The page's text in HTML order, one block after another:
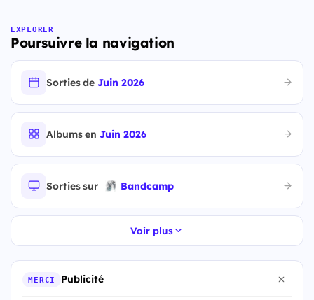
EXPLORER
Poursuivre la navigation
Sorties deJuin 2026
Albums enJuin 2026
Sorties sur Bandcamp
Voir plus
MERCI Publicité